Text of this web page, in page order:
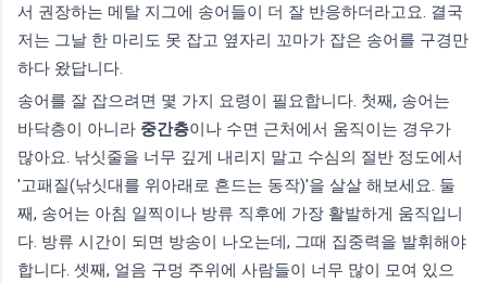
서 권장하는 메탈 지그에 송어들이 더 잘 반응하더라고요. 결국
저는 그날 한 마리도 못 잡고 옆자리 꼬마가 잡은 송어를 구경만
하다 왔답니다.
송어를 잘 잡으려면 몇 가지 요령이 필요합니다. 첫째, 송어는
바닥층이 아니라 중간층이나 수면 근처에서 움직이는 경우가
많아요. 낚싯줄을 너무 깊게 내리지 말고 수심의 절반 정도에서
'고패질(낚싯대를 위아래로 흔드는 동작)'을 살살 해보세요. 둘
째, 송어는 아침 일찍이나 방류 직후에 가장 활발하게 움직입니
다. 방류 시간이 되면 방송이 나오는데, 그때 집중력을 발휘해야
합니다. 셋째, 얼음 구멍 주위에 사람들이 너무 많이 모여 있으